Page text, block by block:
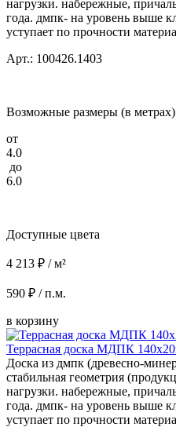
нагрузки. набережные,
года. дмпк- на уровень выше
уступает по прочности
Арт.: 100426.1403
Возможные размеры (в метрах)
от
4.0
до
6.0
Доступные цвета
4 213 ₽ / м²
590 ₽ / п.м.
в корзину
Террасная доска МДПК
Доска из дмпк (древесно-
стабильная геометрия
нагрузки. набережные,
года. дмпк- на уровень выше
уступает по прочности